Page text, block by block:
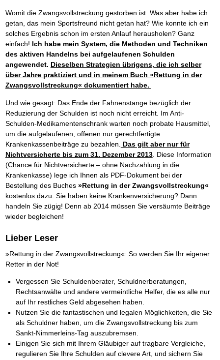
Womit die Zwangsvollstreckung gestorben ist. Was aber habe ich
getan, das mein Sportsfreund nicht getan hat? Wie konnte ich ein
solches Ergebnis schon im ersten Anlauf herausholen? Ganz
einfach! Ich habe mein System, die Methoden und Techniken
des aktiven Handelns bei aufgelaufenen Schulden
angewendet. Dieselben Strategien übrigens, die ich selber
über Jahre praktiziert und in meinem Buch »Rettung in der
Zwangsvollstreckung« dokumentiert habe.
Und wie gesagt: Das Ende der Fahnenstange bezüglich der
Reduzierung der Schulden ist noch nicht erreicht. Im Anti-
Schulden-Medikamentenschrank warten noch probate Hausmittel,
um die aufgelaufenen, offenen nur gerechtfertigte
Krankenkassenbeiträge zu bezahlen.
Das gilt aber nur für
Nichtversicherte bis zum 31. Dezember 2013. Diese Information
(Chance für Nichtversicherte – ohne Nachzahlung in die
Krankenkasse) lege ich Ihnen als PDF-Dokument bei der
Bestellung des Buches »Rettung in der Zwangsvollstreckung«
kostenlos dazu. Sie haben keine Krankenversicherung? Dann
handeln Sie zügig! Denn ab 2014 müssen Sie versäumte Beiträge
wieder begleichen!
Lieber Leser
»Rettung in der Zwangsvollstreckung«: So werden Sie Ihr eigener
Retter in der Not!
Vergessen Sie Schuldenberater, Schuldnerberatungen,
Rechtsanwälte und andere vermeintliche Helfer, die es alle nur
auf Ihr restliches Geld abgesehen haben.
Nutzen Sie die fantastischen und legalen Möglichkeiten, die Sie
als Schuldner haben, um die Zwangsvollstreckung bis zum
Sankt-Nimmerleins-Tag auszubremsen.
Einigen Sie sich mit Ihrem Gläubiger auf tragbare Vergleiche,
regulieren Sie Ihre Schulden auf clevere Art, und sichern Sie